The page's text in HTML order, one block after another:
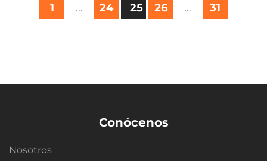
1 … 24 25 26 … 31
Conócenos
Nosotros